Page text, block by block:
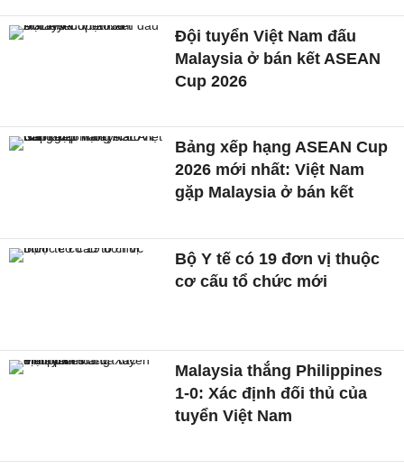
Đội tuyển Việt Nam đấu
Malaysia ở bán kết ASEAN
Cup 2026
Bảng xếp hạng ASEAN Cup
2026 mới nhất: Việt Nam
gặp Malaysia ở bán kết
Bộ Y tế có 19 đơn vị thuộc
cơ cấu tổ chức mới
Malaysia thắng Philippines
1-0: Xác định đối thủ của
tuyển Việt Nam